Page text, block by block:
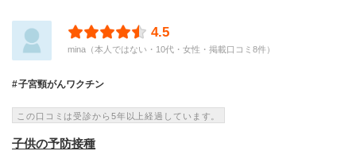
4.5
mina（本人ではない・10代・女性・掲載口コミ8件）
子宮頸がんワクチン
この口コミは受診から5年以上経過しています。
子供の予防接種